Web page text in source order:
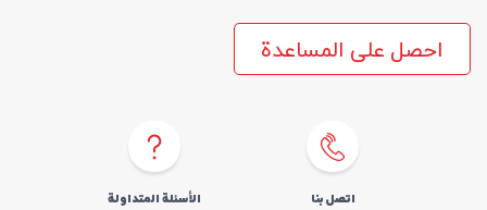
احصل على المساعدة
اتصل بنا الأسئلة المتداولة